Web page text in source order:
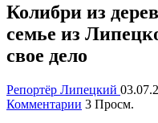
Колибри из
семье из
свое дело
Репортёр Липецкий
Комментарии 3 Просм.